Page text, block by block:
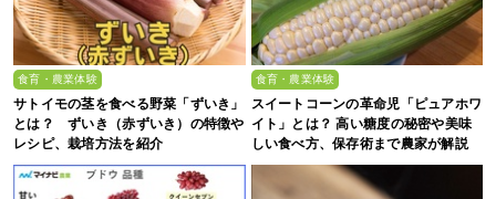
食育・農業体験
サトイモの茎を食べる野菜「ずいき」
とは？ ずいき（赤ずいき）の特徴や
レシピ、栽培方法を紹介
食育・農業体験
スイートコーンの革命児「ピュアホワ
イト」とは？ 高い糖度の秘密や美味
しい食べ方、保存術まで農家が解説